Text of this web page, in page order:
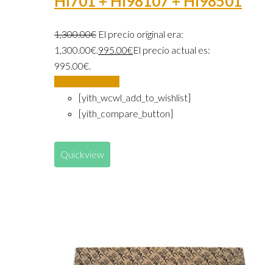
1,300.00€ El precio original era:
1,300.00€. 995.00€El precio actual es:
995.00€.
[yith_wcwl_add_to_wishlist]
[yith_compare_button]
Quickview